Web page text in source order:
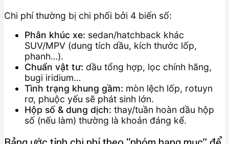
Chi phí thường bị chi phối bởi 4 biến số:
Phân khúc xe: sedan/hatchback khác
SUV/MPV (dung tích dầu, kích thước lốp,
phanh…).
Chuẩn vật tư: dầu tổng hợp, lọc chính hãng,
bugi iridium…
Tình trạng khung gầm: mòn lệch lốp, rotuyn
rơ, phuộc yếu sẽ phát sinh lớn.
Hộp số & dung dịch: thay/tuần hoàn dầu hộp
số (nếu làm) thường là khoản đáng kể.